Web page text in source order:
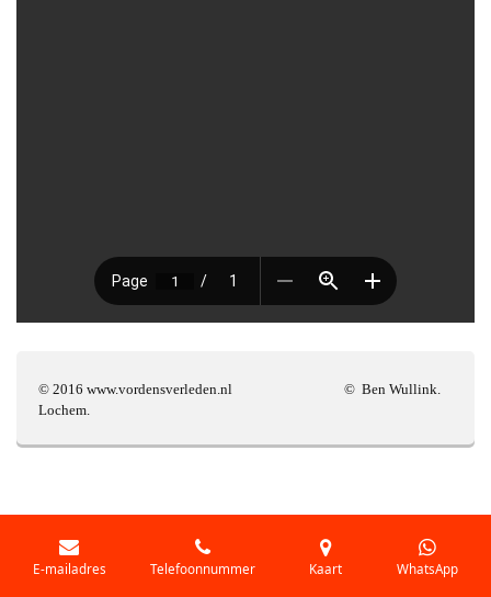
© 2016 www.vordensverleden.nl © Ben Wullink.
Lochem.
E-mailadres Telefoonnummer Kaart WhatsApp